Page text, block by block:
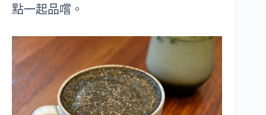
點一起品嚐。